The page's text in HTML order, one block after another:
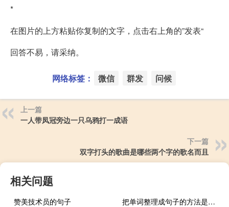
*
在图片的上方粘贴你复制的文字，点击右上角的”发表“
回答不易，请采纳。
网络标签： 微信 群发 问候
上一篇
一人带凤冠旁边一只乌鸦打一成语
下一篇
双字打头的歌曲是哪些两个字的歌名而且
相关问题
赞美技术员的句子
把单词整理成句子的方法是什么？